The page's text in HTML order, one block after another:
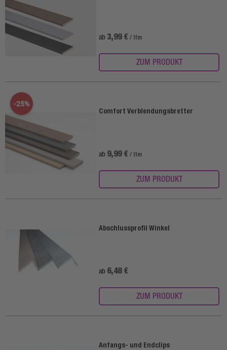
ab 3,99 € / lfm
ZUM PRODUKT
-25%
Comfort Verblendungsbretter
ab 9,99 € / lfm
ZUM PRODUKT
Abschlussprofil Winkel
ab 6,48 €
ZUM PRODUKT
Anfangs- und Endclips